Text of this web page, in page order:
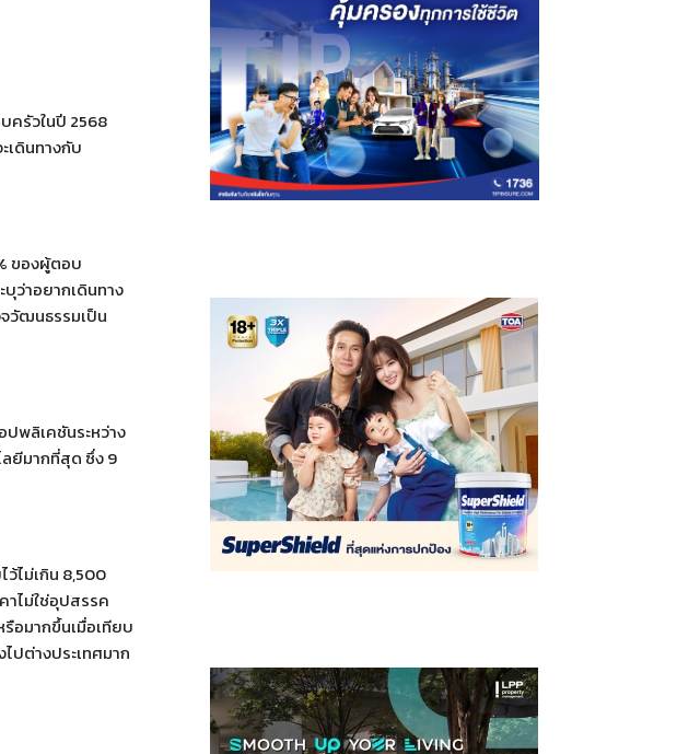
ครัวในปี 2568
เดินทางกับ
ของผู้ตอบ
ว่าอยากเดินทาง
วัฒนธรรมเป็น
ปพลิเคชันระหว่าง
ลยีมากที่สุด ซึ่ง 9
ไม่เกิน 8,500
าไม่ใช่อุปสรรค
อมากขึ้นเมื่อเทียบ
ปต่างประเทศมาก